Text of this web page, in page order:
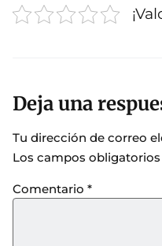
Deja una
Tu dirección de correo
Los campos
Comentario *